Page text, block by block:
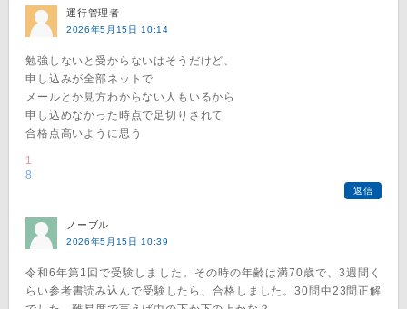
運行管理者
2026年5月15日 10:14
勉強しないと受からないはそうだけど、
申し込みが全部ネットで
メールとか見方わからない人もいるから
申し込めなかった時点で足切りされて
合格点高いように思う
1
8
返信
ノーブル
2026年5月15日 10:39
令和6年第1回で受験しました。その時の年齢は満70歳で、3週間く
らい参考書読み込んで受験したら、合格しました。30問中23問正解